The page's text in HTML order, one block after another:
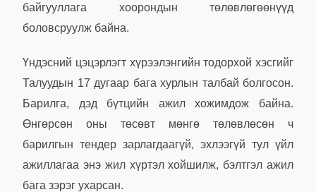
байгууллага хоорондын төлөвлөгөөнүүд
боловсруулж байна.
Үндэсний цэцэрлэгт хүрээлэнгийн тодорхой хэсгийг
Талуудын 17 дугаар бага хурлын талбай болгосон.
Барилга, дэд бүтцийн ажил хожимдож байна.
Өнгөрсөн оны төсөвт мөнгө төлөвлөсөн ч
барилгын тендер зарлагдаагүй, эхлээгүй тул үйл
ажиллагаа энэ жил хүртэл хойшилж, бэлтгэл ажил
бага зэрэг ухарсан.